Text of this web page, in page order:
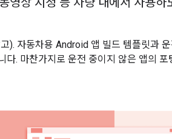
). 자동차용 Android 앱 빌드 템플릿과 운
. 마찬가지로 운전 중이지 않은 앱의 포